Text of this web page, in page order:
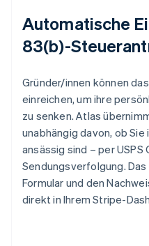
Automatische
83(b)-
Gründer/innen können
einreichen, um ihre
zu senken. Atlas
unabhängig davon, ob Sie
ansässig sind – per
Sendungsverfolgung.
Formular und den
direkt in Ihrem Stripe-